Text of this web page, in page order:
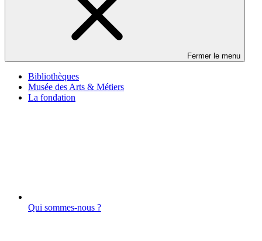
Fermer le menu
Bibliothèques
Musée des Arts & Métiers
La fondation
Qui sommes-nous ?